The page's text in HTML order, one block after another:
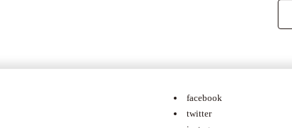
facebook
twitter